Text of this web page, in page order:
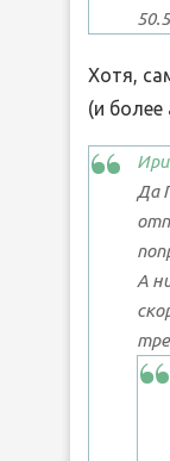
Хотя,
(и более
Да
А